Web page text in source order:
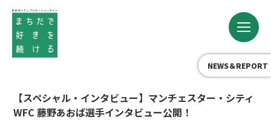
NEWS＆REPORT
【スペシャル・インタビュー】マンチェスター・シティ
WFC 藤野あおば選手インタビュー公開！